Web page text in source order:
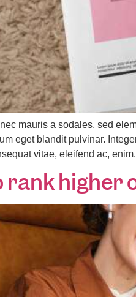
mauris a sodales, sed
eget blandit pulvinar.
vitae, eleifend ac,
rank higher